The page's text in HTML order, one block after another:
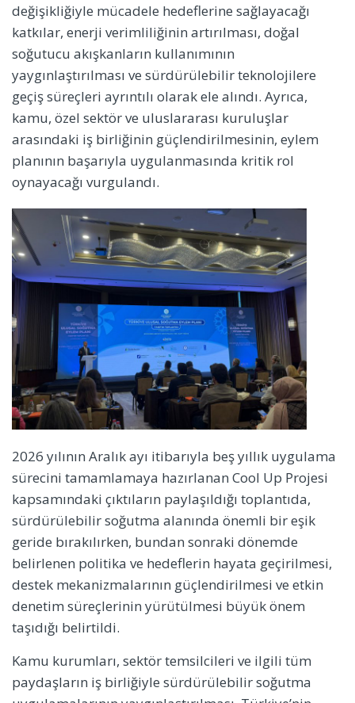
değişikliğiyle mücadele hedeflerine sağlayacağı
katkılar, enerji verimliliğinin artırılması, doğal
soğutucu akışkanların kullanımının
yaygınlaştırılması ve sürdürülebilir teknolojilere
geçiş süreçleri ayrıntılı olarak ele alındı. Ayrıca,
kamu, özel sektör ve uluslararası kuruluşlar
arasındaki iş birliğinin güçlendirilmesinin, eylem
planının başarıyla uygulanmasında kritik rol
oynayacağı vurgulandı.
2026 yılının Aralık ayı itibarıyla beş yıllık uygulama
sürecini tamamlamaya hazırlanan Cool Up Projesi
kapsamındaki çıktıların paylaşıldığı toplantıda,
sürdürülebilir soğutma alanında önemli bir eşik
geride bırakılırken, bundan sonraki dönemde
belirlenen politika ve hedeflerin hayata geçirilmesi,
destek mekanizmalarının güçlendirilmesi ve etkin
denetim süreçlerinin yürütülmesi büyük önem
taşıdığı belirtildi.
Kamu kurumları, sektör temsilcileri ve ilgili tüm
paydaşların iş birliğiyle sürdürülebilir soğutma